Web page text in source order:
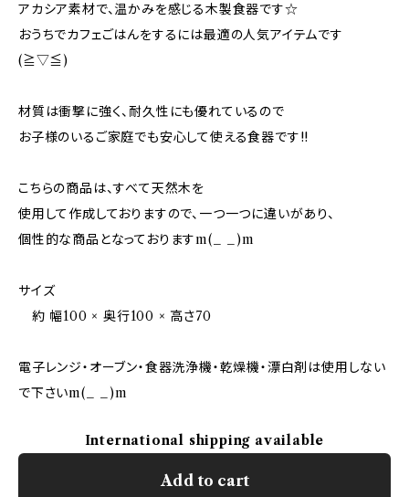
アカシア素材で、温かみを感じる木製食器です☆
おうちでカフェごはんをするには最適の人気アイテムです
(≧▽≦)
材質は衝撃に強く、耐久性にも優れているので
お子様のいるご家庭でも安心して使える食器です!!
こちらの商品は、すべて天然木を
使用して作成しておりますので、一つ一つに違いがあり、
個性的な商品となっておりますm(_ _)m
サイズ
約 幅100 × 奥行100 × 高さ70
電子レンジ・オーブン・食器洗浄機・乾燥機・漂白剤は使用しない
で下さいm(_ _)m
International shipping available
Add to cart